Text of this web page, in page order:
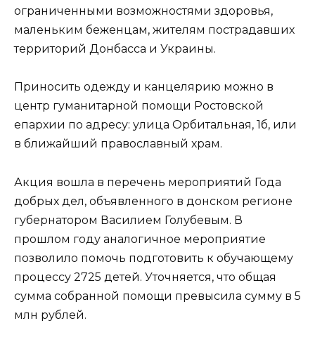
ограниченными возможностями здоровья,
маленьким беженцам, жителям пострадавших
территорий Донбасса и Украины.
Приносить одежду и канцелярию можно в
центр гуманитарной помощи Ростовской
епархии по адресу: улица Орбитальная, 1б, или
в ближайший православный храм.
Акция вошла в перечень мероприятий Года
добрых дел, объявленного в донском регионе
губернатором Василием Голубевым. В
прошлом году аналогичное мероприятие
позволило помочь подготовить к обучающему
процессу 2725 детей. Уточняется, что общая
сумма собранной помощи превысила сумму в 5
млн рублей.